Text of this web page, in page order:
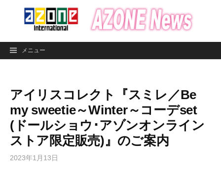
ン
メニュー
アイリスコレクト『スミレ／Be
my sweetie～Winter～コーデset
(ドールショウ･アゾンオンライン
ストア限定販売)』のご案内
2023年1月13日